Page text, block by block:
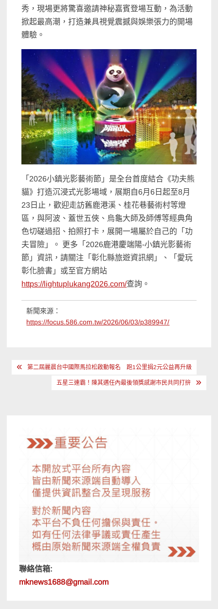
秀，現場更將驚喜邀請神秘嘉賓登場互動，為活動
掀起最高潮，打造兼具視覺震撼與娛樂張力的開場
體驗。
「2026小鎮光影藝術節」是全台首度結合《功夫熊
貓》打造沉浸式光影場域，展期自6月6日起至8月
23日止，歡迎走訪舊鹿港溪、桂花巷藝術村等燈
區，與阿波、蓋世五俠、烏龜大師及師傅等經典角
色切磋過招、拍照打卡，展開一場屬於自己的「功
夫冒險」。 更多「2026鹿港慶端陽-小鎮光影藝術
節」資訊，請關注「彰化縣旅遊資訊網」、「愛玩
彰化臉書」或至官方網站
https://lightuplukang2026.com/查詢。
新聞來源：
https://focus.586.com.tw/2026/06/03/p389947/
文 第二屆麗晨台中國際馬拉松啟動報名 跑1公里捐2元公益再升級
五星三連霸！陳其邁任內最後領獎感謝市民共同打拚
聯絡信箱:
mknews1688@gmail.com